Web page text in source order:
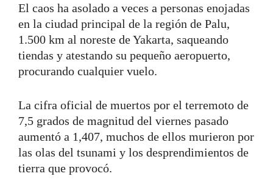
El caos ha asolado a veces a personas enojadas
en la ciudad principal de la región de Palu,
1.500 km al noreste de Yakarta, saqueando
tiendas y atestando su pequeño aeropuerto,
procurando cualquier vuelo.
La cifra oficial de muertos por el terremoto de
7,5 grados de magnitud del viernes pasado
aumentó a 1,407, muchos de ellos murieron por
las olas del tsunami y los desprendimientos de
tierra que provocó.